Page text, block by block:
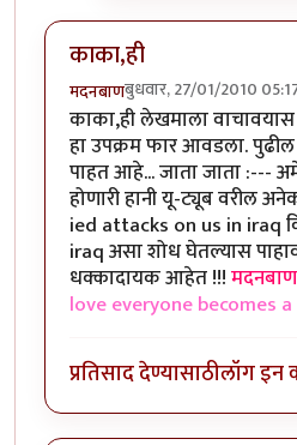
काका,ही
मदनबाणबुधवार, 27/01/2010
काका,ही लेखमाला
हा उपक्रम फार आवडला.
पाहत आहे... जाता जाता :---
होणारी हानी यू-ट्यूब वरील
ied attacks on us in iraq
iraq असा शोध घेतल्यास
धक्कादायक आहेत !!!
love everyone becomes
प्रतिसाद देण्यासाठीलॉग इन